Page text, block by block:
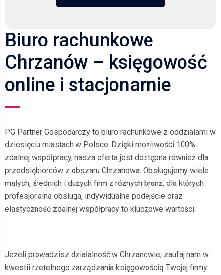
Biuro rachunkowe
Chrzanów – księgowość
online i stacjonarnie
PG Partner Gospodarczy to biuro rachunkowe z oddziałami w
dziesięciu miastach w Polsce. Dzięki możliwości 100%
zdalnej współpracy, nasza oferta jest dostępna również dla
przedsiębiorców z obszaru Chrzanowa. Obsługujemy wiele
małych, średnich i dużych firm z różnych branż, dla których
profesjonalna obsługa, indywidualne podejście oraz
elastyczność zdalnej współpracy to kluczowe wartości.
Jeżeli prowadzisz działalność w Chrzanowie, zaufaj nam w
kwestii rzetelnego zarządzania księgowością Twojej firmy.